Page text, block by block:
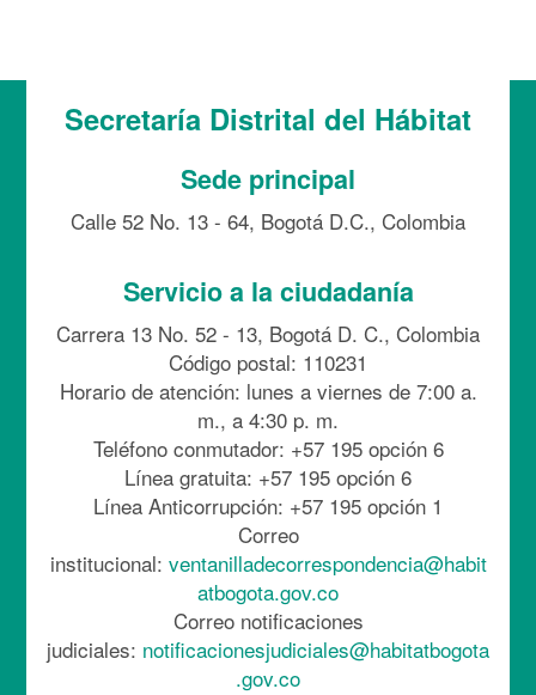
Secretaría Distrital del Hábitat
Sede principal
Calle 52 No. 13 - 64, Bogotá D.C., Colombia
Servicio a la ciudadanía
Carrera 13 No. 52 - 13, Bogotá D. C., Colombia
Código postal: 110231
Horario de atención: lunes a viernes de 7:00 a.
m., a 4:30 p. m.
Teléfono conmutador: +57 195 opción 6
Línea gratuita: +57 195 opción 6
Línea Anticorrupción: +57 195 opción 1
Correo
institucional: ventanilladecorrespondencia@habit
atbogota.gov.co
Correo notificaciones
judiciales: notificacionesjudiciales@habitatbogota
.gov.co